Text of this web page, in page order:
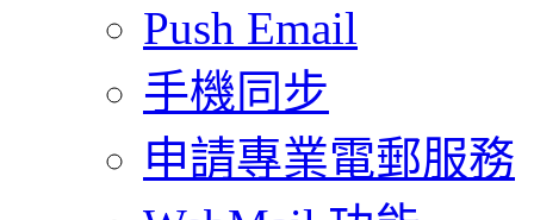
Push Email
手機同步
申請專業電郵服務